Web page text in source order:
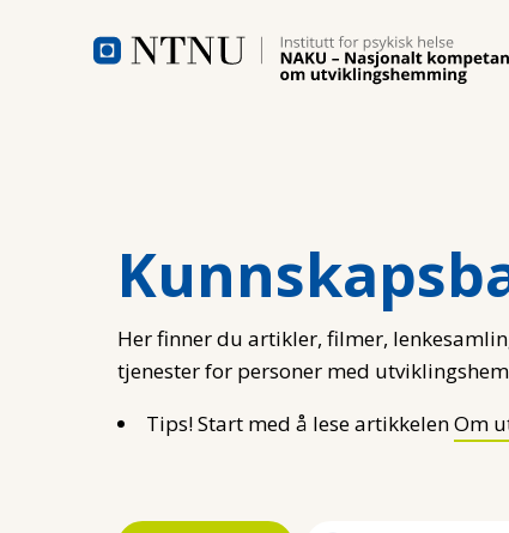
Her finner du artikler, filmer,
tjenester for personer med
Tips! Start med å lese artikkelenOm